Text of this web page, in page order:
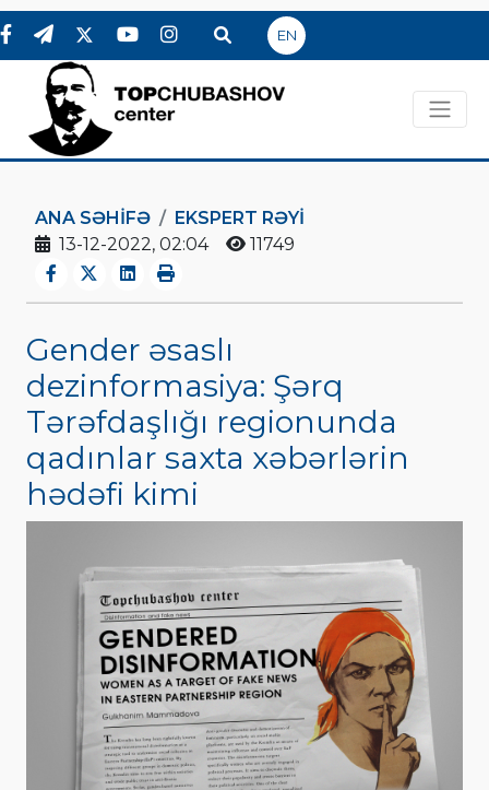
EN
ANA SƏHIFƏ
EKSPERT RƏYI
13-12-2022, 02:04
11749
Gender əsaslı
dezinformasiya: Şərq
Tərəfdaşlığı regionunda
qadınlar saxta xəbərlərin
hədəfi kimi